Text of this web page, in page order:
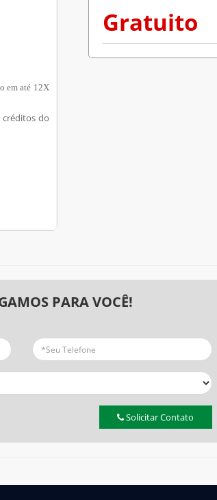
em até 12X
créditos do
Gratuito
PARA VOCÊ!
Solicitar Contato